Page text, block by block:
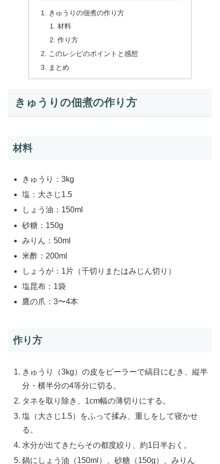
きゅうりの佃煮の作り方
材料
作り方
このレシピのポイントと感想
まとめ
きゅうりの佃煮の作り方
材料
きゅうり：3kg
塩：大さじ1.5
しょう油：150ml
砂糖：150g
みりん：50ml
米酢：200ml
しょうが：1片（千切りまたはみじん切り）
塩昆布：1袋
鷹の爪：3〜4本
作り方
きゅうり（3kg）の皮をピーラーで縞目にむき、縦半
分・横半分の4等分に切る。
タネを取り除き、1cm幅の薄切りにする。
塩（大さじ1.5）をふって揉み、重しをして寝かせ
る。
水分が出てきたらその都度絞り、約1日半おく。
鍋にしょう油（150ml）、砂糖（150g）、みりん